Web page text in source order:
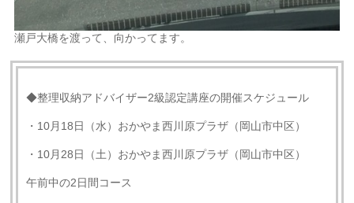
瀬戸大橋を渡って、向かってます。
◆整理収納アドバイザー2級認定講座の開催スケジュール
・10月18日（水）おかやま西川原プラザ（岡山市中区）
・10月28日（土）おかやま西川原プラザ（岡山市中区）
午前中の2日間コース